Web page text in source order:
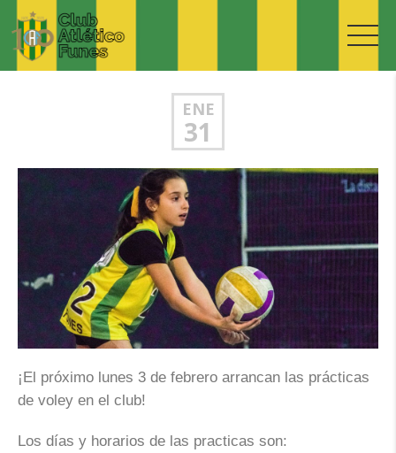
ENE
31
¡El próximo lunes 3 de febrero arrancan las prácticas
de voley en el club!
Los días y horarios de las practicas son: